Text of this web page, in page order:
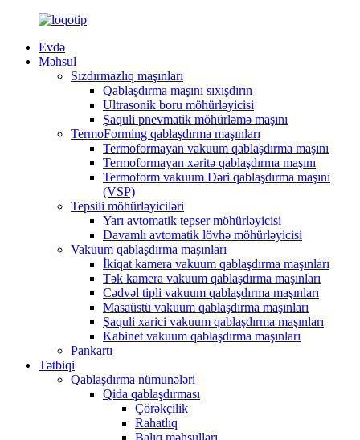
Evdə
Məhsul
Sızdırmazlıq maşınları
Qablaşdırma maşını sıxışdırın
Ultrasonik boru möhürləyicisi
Şaquli pnevmatik möhürləmə maşını
TermoForming qablaşdırma maşınları
Termoformayan vakuum qablaşdırma maşını
Termoformayan xəritə qablaşdırma maşını
Termoform vakuum Dəri qablaşdırma maşını
(VSP)
Tepsili möhürləyiciləri
Yarı avtomatik tepser möhürləyicisi
Davamlı avtomatik lövhə möhürləyicisi
Vakuum qablaşdırma maşınları
İkiqat kamera vakuum qablaşdırma maşınları
Tək kamera vakuum qablaşdırma maşınları
Cədvəl tipli vakuum qablaşdırma maşınları
Masaüstü vakuum qablaşdırma maşınları
Şaquli xarici vakuum qablaşdırma maşınları
Kabinet vakuum qablaşdırma maşınları
Pankartı
Tətbiqi
Qablaşdırma nümunələri
Qida qablaşdırması
Çörəkçilik
Rahatlıq
Balıq məhsulları